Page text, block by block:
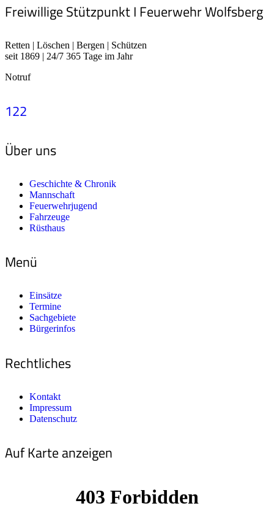
Freiwillige Stützpunkt I Feuerwehr Wolfsberg
Retten | Löschen | Bergen | Schützen
seit 1869 | 24/7 365 Tage im Jahr
Notruf
122
Über uns
Geschichte & Chronik
Mannschaft
Feuerwehrjugend
Fahrzeuge
Rüsthaus
Menü
Einsätze
Termine
Sachgebiete
Bürgerinfos
Rechtliches
Kontakt
Impressum
Datenschutz
Auf Karte anzeigen